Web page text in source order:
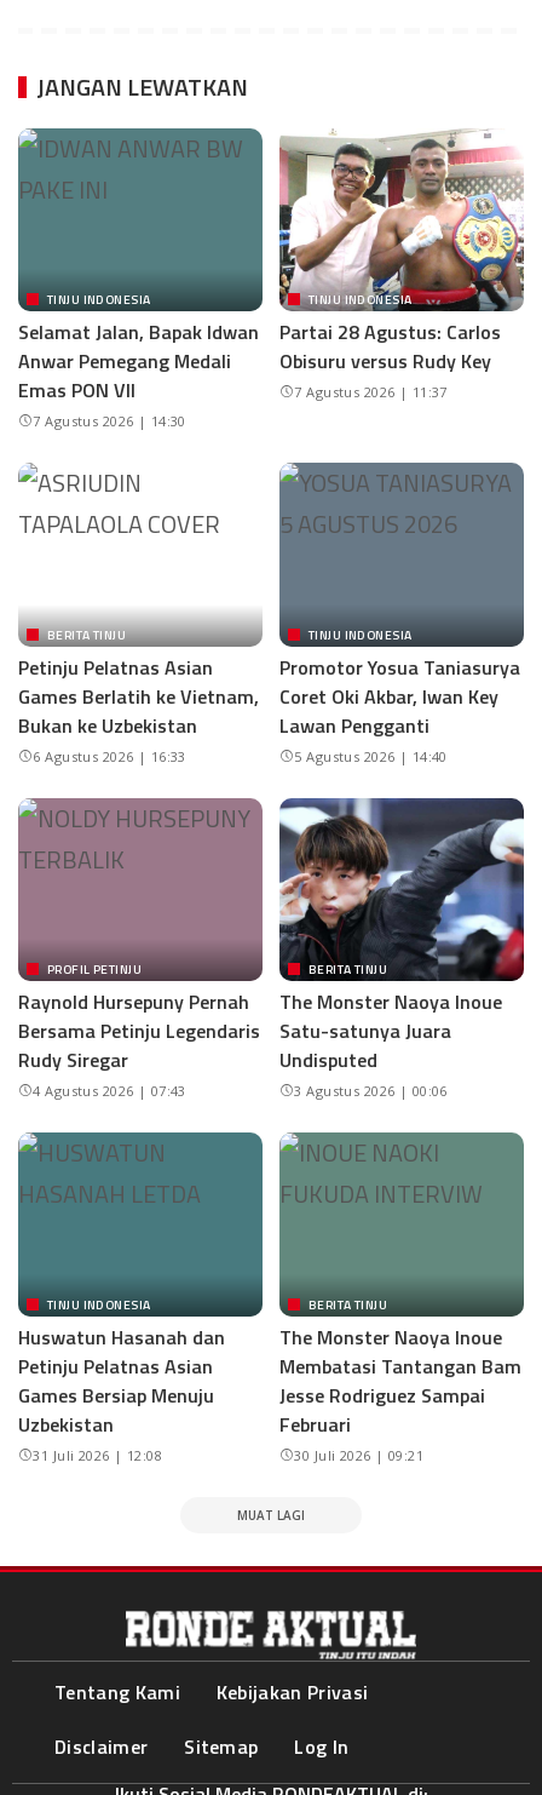
JANGAN LEWATKAN
TINJU INDONESIA
Selamat Jalan, Bapak Idwan
Anwar Pemegang Medali
Emas PON VII
7 Agustus 2026 | 14:30
TINJU INDONESIA
Partai 28 Agustus: Carlos
Obisuru versus Rudy Key
7 Agustus 2026 | 11:37
BERITA TINJU
Petinju Pelatnas Asian
Games Berlatih ke Vietnam,
Bukan ke Uzbekistan
6 Agustus 2026 | 16:33
TINJU INDONESIA
Promotor Yosua Taniasurya
Coret Oki Akbar, Iwan Key
Lawan Pengganti
5 Agustus 2026 | 14:40
PROFIL PETINJU
Raynold Hursepuny Pernah
Bersama Petinju Legendaris
Rudy Siregar
4 Agustus 2026 | 07:43
BERITA TINJU
The Monster Naoya Inoue
Satu-satunya Juara
Undisputed
3 Agustus 2026 | 00:06
TINJU INDONESIA
Huswatun Hasanah dan
Petinju Pelatnas Asian
Games Bersiap Menuju
Uzbekistan
31 Juli 2026 | 12:08
BERITA TINJU
The Monster Naoya Inoue
Membatasi Tantangan Bam
Jesse Rodriguez Sampai
Februari
30 Juli 2026 | 09:21
MUAT LAGI
Tentang Kami
Kebijakan Privasi
Disclaimer
Sitemap
Log In